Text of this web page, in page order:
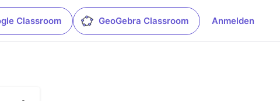
Classroom GeoGebra Classroom Anmelden